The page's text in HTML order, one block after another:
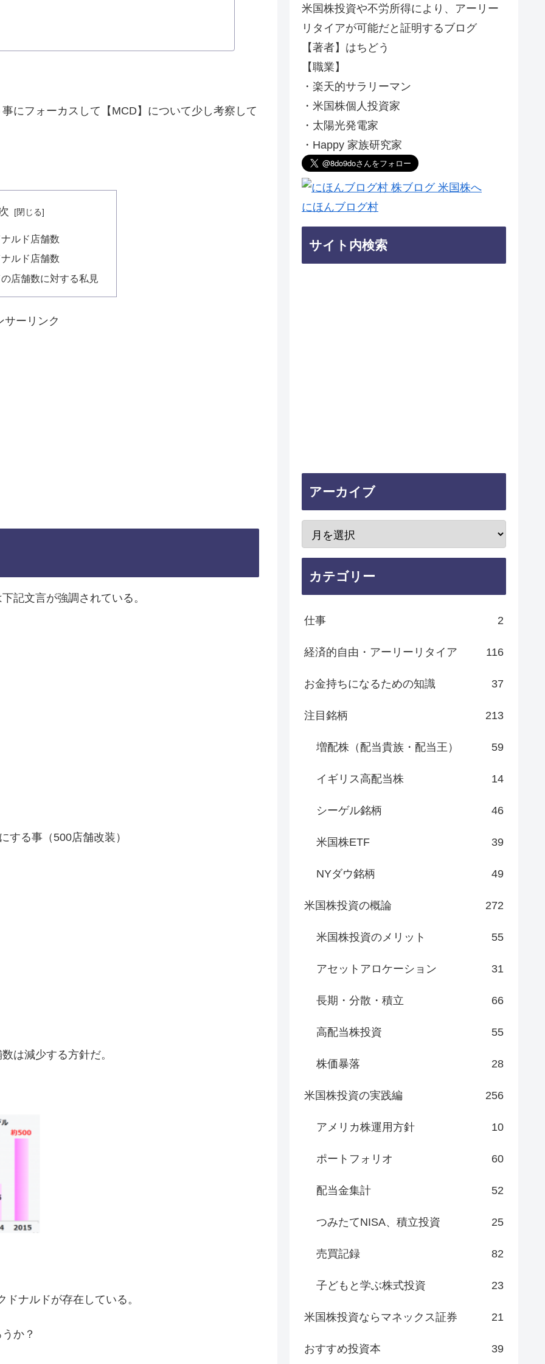
にフォーカスして【MCD】について少し考察して
ルド店舗数
ルド店舗数
店舗数に対する私見
サーリンク
記文言が強調されている。
する事（500店舗改装）
は減少する方針だ。
ナルドが存在している。
か？
米国株投資や不労所得により、アーリー
リタイアが可能だと証明するブログ
【著者】はちどう
【職業】
・楽天的サラリーマン
・米国株個人投資家
・太陽光発電家
・Happy 家族研究家
にほんブログ村
サイト内検索
アーカイブ
カテゴリー
仕事 2
経済的自由・アーリーリタイア 116
お金持ちになるための知識 37
注目銘柄 213
増配株（配当貴族・配当王） 59
イギリス高配当株 14
シーゲル銘柄 46
米国株ETF 39
NYダウ銘柄 49
米国株投資の概論 272
米国株投資のメリット 55
アセットアロケーション 31
長期・分散・積立 66
高配当株投資 55
株価暴落 28
米国株投資の実践編 256
アメリカ株運用方針 10
ポートフォリオ 60
配当金集計 52
つみたてNISA、積立投資 25
売買記録 82
子どもと学ぶ株式投資 23
米国株投資ならマネックス証券 21
おすすめ投資本 39